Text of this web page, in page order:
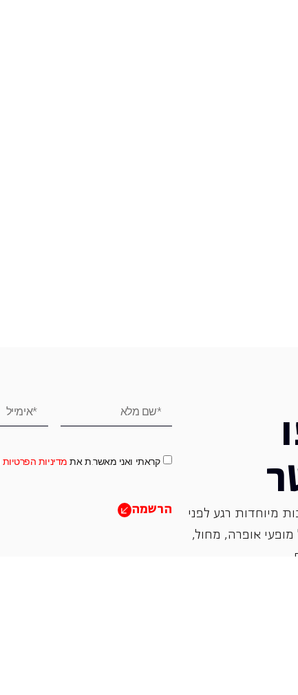
מיוחדות רגע לפני
מופעי אופרה, ‏מחול,
קראתי ואני מאשר.ת את מדיניות הפרטיות
הרשמה